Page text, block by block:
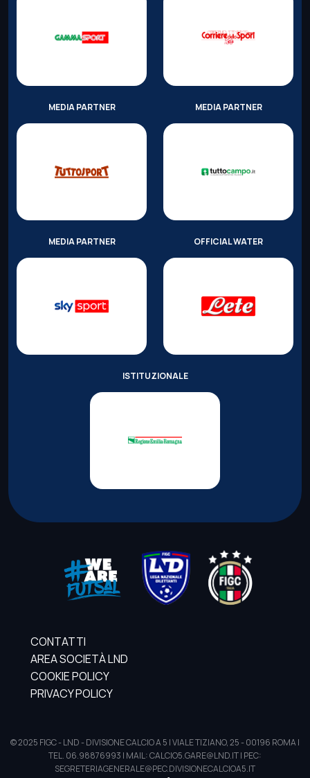
MEDIA PARTNER MEDIA PARTNER
MEDIA PARTNER OFFICIAL WATER
ISTITUZIONALE
CONTATTI
AREA SOCIETÀ LND
COOKIE POLICY
PRIVACY POLICY
© 2025 FIGC - LND - DIVISIONE CALCIO A 5 | VIALE TIZIANO, 25 - 00196 ROMA |
TEL. 06.98876993 | MAIL: CALCIO5.GARE@LND.IT | PEC:
SEGRETERIAGENERALE@PEC.DIVISIONECALCIOA5.IT